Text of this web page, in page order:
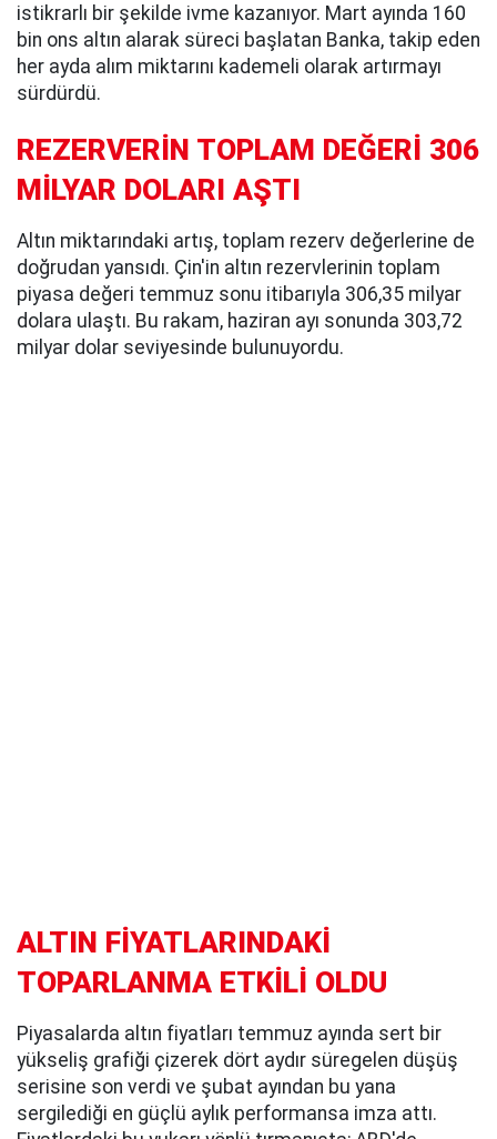
istikrarlı bir şekilde ivme kazanıyor. Mart ayında 160
bin ons altın alarak süreci başlatan Banka, takip eden
her ayda alım miktarını kademeli olarak artırmayı
sürdürdü.
REZERVERİN TOPLAM DEĞERİ 306
MİLYAR DOLARI AŞTI
Altın miktarındaki artış, toplam rezerv değerlerine de
doğrudan yansıdı. Çin'in altın rezervlerinin toplam
piyasa değeri temmuz sonu itibarıyla 306,35 milyar
dolara ulaştı. Bu rakam, haziran ayı sonunda 303,72
milyar dolar seviyesinde bulunuyordu.
ALTIN FİYATLARINDAKİ
TOPARLANMA ETKİLİ OLDU
Piyasalarda altın fiyatları temmuz ayında sert bir
yükseliş grafiği çizerek dört aydır süregelen düşüş
serisine son verdi ve şubat ayından bu yana
sergilediği en güçlü aylık performansa imza attı.